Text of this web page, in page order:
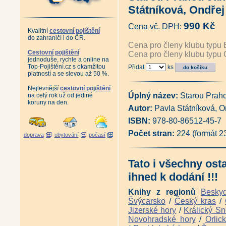
Kvalitní cestovní pojištění
do zahraničí i do ČR.
Cestovní pojištění
jednoduše, rychle a online na
Top-Pojištění.cz s okamžitou
platností a se slevou až 50 %.
Nejlevnější cestovní pojištění
na celý rok už od jediné
koruny na den.
doprava ubytování počasí
Plánování Prahy - Historie
Velká Praha Drobnovhledy
Pražští skalníci, kameníci a
Řemesla v pořádku (Martina
Pražská okénka (Stanislava
Antikvatiát - Město jménem
Praha za císaře pána (Pavel
Praha lucemburská v
Vyšehrad, tisíciletá sága
Antikvariát - Vyšehrad,
Antikvariát - Královský
Jan Fridrich z Valdštejna (Jiří
Nejkrásnější fotografie Prahy
Antikvariát - Stará Praha
Antikariát - Staropražští
Botič v hlavní roli (Pavlína
Kamenný most v Praze
Antikvariát - Archeologie na
Klárov I. Klarův ústav (Petr
Dlabačov a nymburský rod
Zaniklé Podskalí - Vory a
Pražské veduty 18. století
Státníková,
Cena vč. DPH: 990 Kč
Cena pro členy klubu typu
Cena pro členy klubu typu
Přidat ks
Úplný název: Starou
Autor: Pavla Státníková,
ISBN: 978-80-86512-45-7
Počet stran: 224 (formát
Tato i všechny
ihned k dodání !!!
Knihy z regionů
Švýcarsko / Český kras /
Jizerské hory / Králický
Novohradské hory/